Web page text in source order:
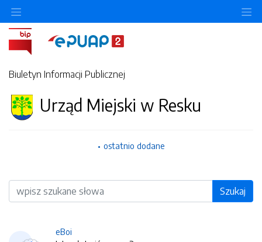
Biuletyn Informacji Publicznej
Urząd Miejski w Resku
ostatnio dodane
Wyszukiwarka Szukaj
eBoi